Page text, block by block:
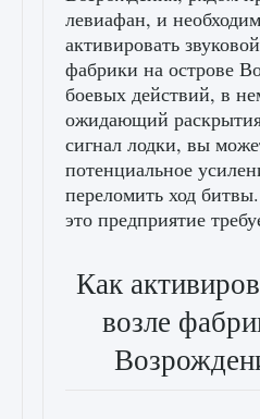
левиафан, и
активировать
фабрики на острове
боевых действий, в
ожидающий
сигнал лодки, вы
потенциальное
переломить ход
это предприятие
Как
возле